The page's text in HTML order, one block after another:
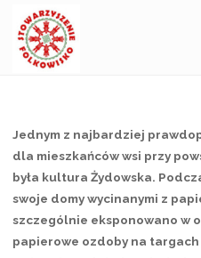
Strona
główna
Gorajecki Uniwersytet
Jednym z najbardziej
dla mieszkańców wsi przy
była kultura Żydowska.
swoje domy wycinanymi z
szczególnie eksponowano w
papierowe ozdoby na targach